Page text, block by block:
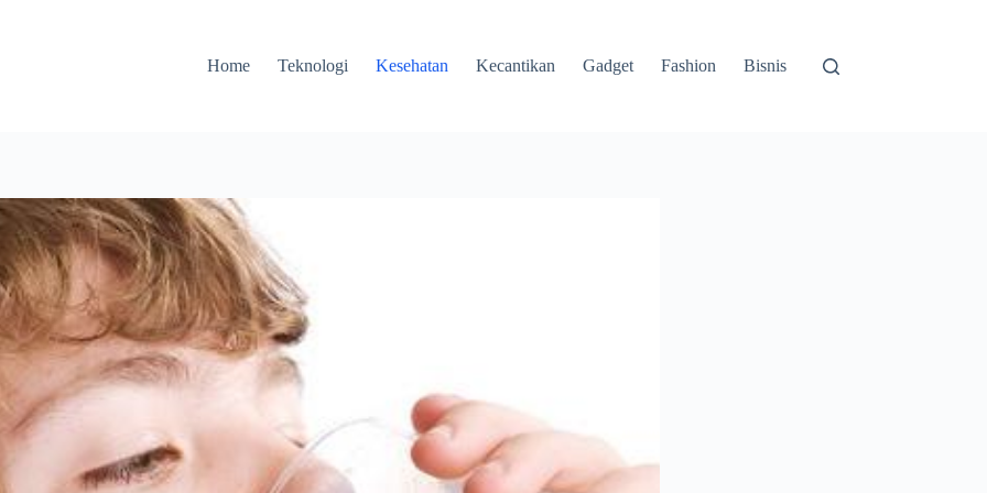
Home
Teknologi Kesehatan Kecantikan Gadget Fashion Bisnis